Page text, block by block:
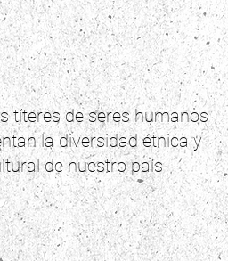
títeres de seres humanos
la diversidad étnica y
de nuestro país